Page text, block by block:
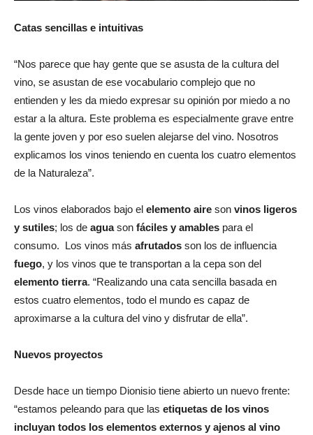
Catas sencillas e intuitivas
“Nos parece que hay gente que se asusta de la cultura del
vino, se asustan de ese vocabulario complejo que no
entienden y les da miedo expresar su opinión por miedo a no
estar a la altura. Este problema es especialmente grave entre
la gente joven y por eso suelen alejarse del vino. Nosotros
explicamos los vinos teniendo en cuenta los cuatro elementos
de la Naturaleza”.
Los vinos elaborados bajo el elemento aire son vinos ligeros
y sutiles; los de aguason fáciles y amables para el
consumo. Los vinos más afrutados son los de influencia
fuego, y los vinos que te transportan a la cepa son del
elemento tierra. “Realizando una cata sencilla basada en
estos cuatro elementos, todo el mundo es capaz de
aproximarse a la cultura del vino y disfrutar de ella”.
Nuevos proyectos
Desde hace un tiempo Dionisio tiene abierto un nuevo frente:
“estamos peleando para que las etiquetas de los vinos
incluyan todos los elementos externos y ajenos al vino